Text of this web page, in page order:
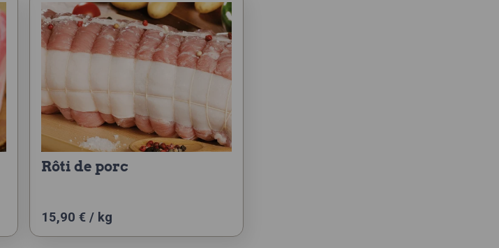
rôti de porc
15,90 € / kg
Ce
produit